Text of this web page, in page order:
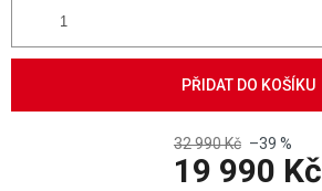
PŘIDAT DO KOŠÍKU
32 990 Kč –39 %
19 990 Kč